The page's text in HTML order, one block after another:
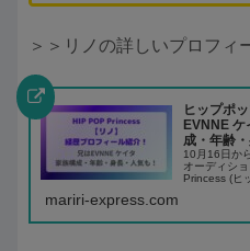
＞＞リノの詳しいプロフィ
ヒップポ
EVNNE ケ
成・年齢
10月16日か
オーディシ
Princess (ヒ
mariri-express.com